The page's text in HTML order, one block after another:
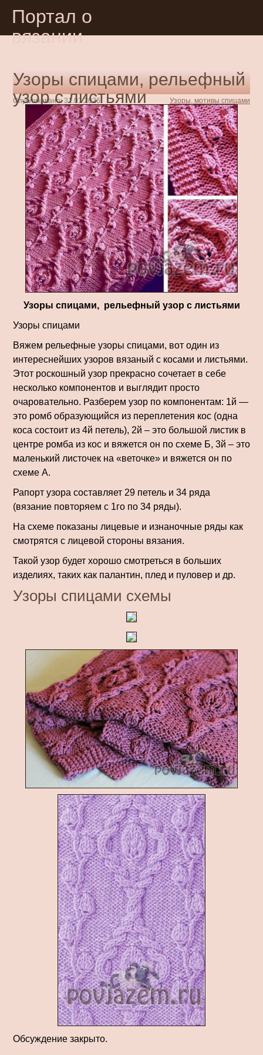
Портал о
вязании
Узоры спицами, рельефный
узор с листьями
Опубликовано: 31.01.2026 Узоры, мотивы спицами
Узоры спицами, рельефный узор с листьями
Узоры спицами
Вяжем рельефные узоры спицами, вот один из
интереснейших узоров вязаный с косами и листьями.
Этот роскошный узор прекрасно сочетает в себе
несколько компонентов и выглядит просто
очаровательно. Разберем узор по компонентам: 1й —
это ромб образующийся из переплетения кос (одна
коса состоит из 4й петель), 2й – это большой листик в
центре ромба из кос и вяжется он по схеме Б, 3й – это
маленький листочек на «веточке» и вяжется он по
схеме А.
Рапорт узора составляет 29 петель и 34 ряда
(вязание повторяем с 1го по 34 ряды).
На схеме показаны лицевые и изнаночные ряды как
смотрятся с лицевой стороны вязания.
Такой узор будет хорошо смотреться в больших
изделиях, таких как палантин, плед и пуловер и др.
Узоры спицами схемы
Обсуждение закрыто.